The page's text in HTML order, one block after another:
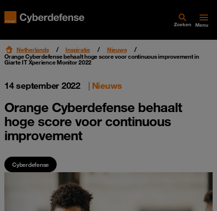
Zoeken Menu
Netherlands Inspiratie
Nieuws
Orange Cyberdefense behaalt hoge score voor continuous improvement in
Giarte IT Xperience Monitor 2022
14 september 2022 | Nieuws
Orange Cyberdefense behaalt
hoge score voor continuous
improvement
Cyberdefense